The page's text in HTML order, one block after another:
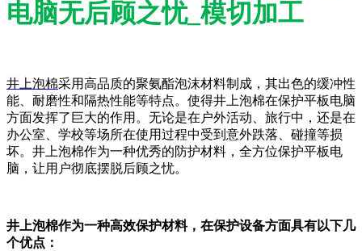
电脑无后顾之忧_模切加工
井上泡棉采用高品质的聚氨酯泡沫材料制成，其出色的缓冲性
能、耐磨性和隔热性能等特点。使得井上泡棉在保护平板电脑
方面发挥了巨大的作用。无论是在户外活动、旅行中，还是在
办公室、学校等场所在使用过程中受到意外跌落、碰撞等损
坏。井上泡棉作为一种优秀的防护材料，全方位保护平板电
脑，让用户彻底摆脱后顾之忧。
井上泡棉作为一种高效保护材料，在保护设备方面具有以下几
个优点：